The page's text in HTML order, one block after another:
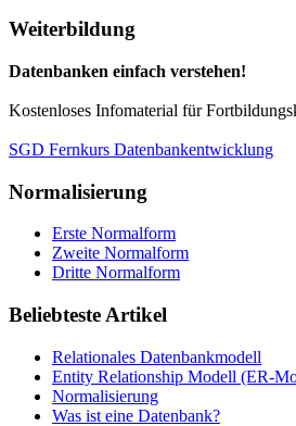
Weiterbildung
Datenbanken einfach verstehen!
Kostenloses Infomaterial für
SGD Fernkurs Datenbankentwicklung
Normalisierung
Erste Normalform
Zweite Normalform
Dritte Normalform
Beliebteste Artikel
Relationales Datenbankmodell
Entity Relationship Modell (ER-
Normalisierung
Was ist eine Datenbank?